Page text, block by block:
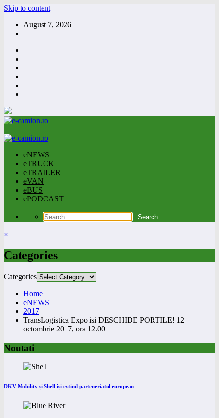
Skip to content
August 7, 2026
eNEWS
eTRUCK
eTRAILER
eVAN
eBUS
ePODCAST
×
Categories
Categories
Home
eNEWS
2017
TransLogistica Expo isi DESCHIDE PORTILE! 12
octombrie 2017, ora 12.00
Noutati
DKV Mobility și Shell își extind parteneriatul european